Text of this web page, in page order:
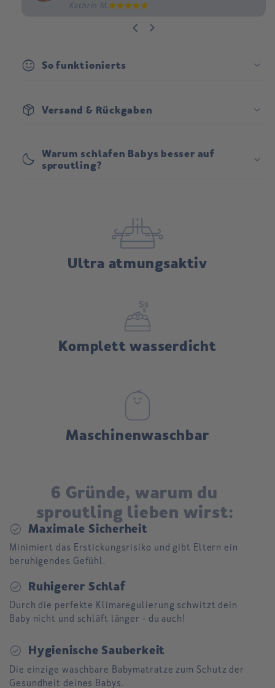
Kathrin M.
Judith B.
Lena B.
sentiment_satisfied So funktionierts
package_2 Versand & Rückgaben
bedtime
Warum schlafen Babys besser auf
sproutling?
Ultra atmungsaktiv
Komplett wasserdicht
Maschinenwaschbar
6 Gründe, warum du
sproutling lieben wirst:
check_circle Maximale Sicherheit
Minimiert das Erstickungsrisiko und gibt Eltern ein
beruhigendes Gefühl.
check_circle Ruhigerer Schlaf
Durch die perfekte Klimaregulierung schwitzt dein
Baby nicht und schläft länger - du auch!
check_circle Hygienische Sauberkeit
Die einzige waschbare Babymatratze zum Schutz der
Gesundheit deines Babys.